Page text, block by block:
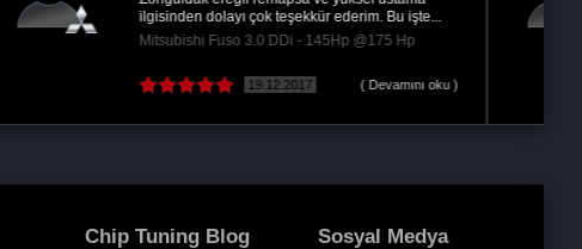
memnun kaldım,çalışanların ve ümit doğanın...
Audi A6 3.0 V6 TDi - 233Hp @275 Hp
18.10.2017 ( Devamını oku )
Chip Tuning Blog Sosyal Medya